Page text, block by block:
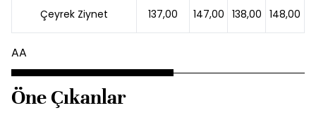
Çeyrek Ziynet 137,00 147,00 138,00 148,00
AA
Öne Çıkanlar